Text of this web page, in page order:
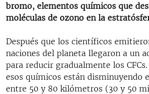
bromo, elementos químicos que
moléculas de ozono en la
Después que los científicos
naciones del planeta llegaron a un
para reducir gradualmente los
esos químicos están disminuyendo
entre 50 y 80 kilómetros (30 y 50